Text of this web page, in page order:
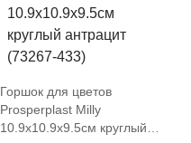
Горшок для цветов
Prosperplast Milly
10.9х10.9х9.5см круглый